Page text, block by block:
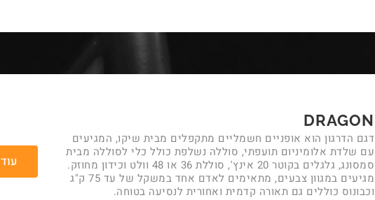
DRAGON
דגם הדרגון הוא אופניים חשמליים מתקפלים מבית שיקו, המגיעים
עם שלדת אלומיניום תועפתי, סוללה נשלפת כולל כלי לסוללה מבית
סמסונג, גלגלים בקוטר 20 אינץ', סוללת 36 או 48 וולט וכידון מחוזק.
מגיעים במגוון צבעים, מתאימים לאדם אחד במשקל של עד 75 ק"ג
וכבונוס כוללים גם תאורה קדמית ואחורית לנסיעה בטוחה.
עוד